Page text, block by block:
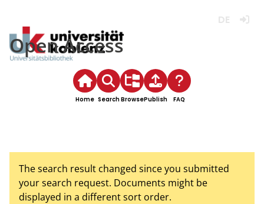
Open Access
Home SearchBrowsePublish FAQ
The search result changed since you submitted
your search request. Documents might be
displayed in a different sort order.